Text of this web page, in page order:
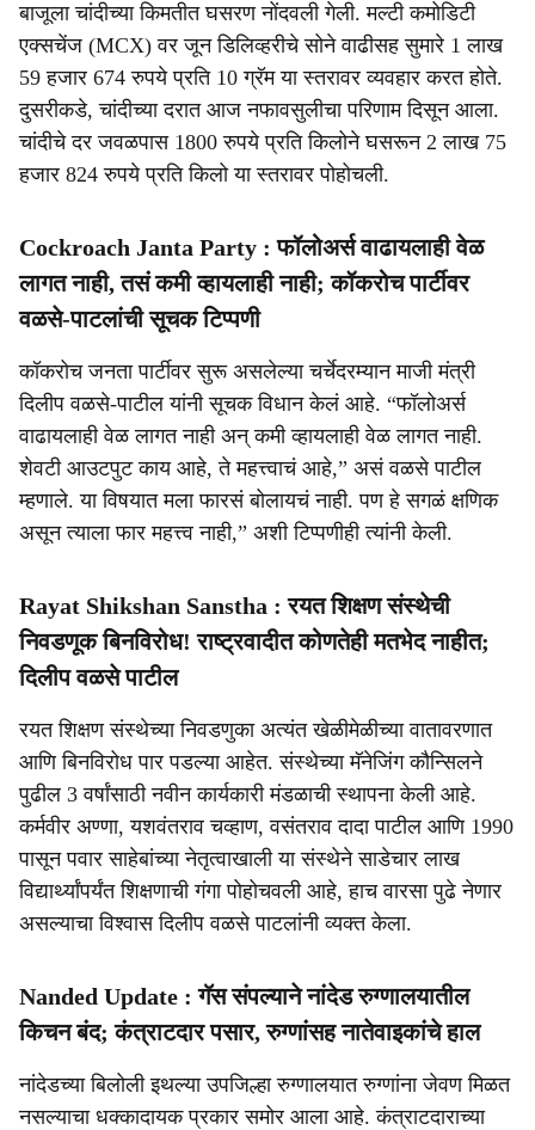
बाजूला चांदीच्या किमतीत घसरण नोंदवली गेली. मल्टी कमोडिटी
एक्सचेंज (MCX) वर जून डिलिव्हरीचे सोने वाढीसह सुमारे 1 लाख
59 हजार 674 रुपये प्रति 10 ग्रॅम या स्तरावर व्यवहार करत होते.
दुसरीकडे, चांदीच्या दरात आज नफावसुलीचा परिणाम दिसून आला.
चांदीचे दर जवळपास 1800 रुपये प्रति किलोने घसरून 2 लाख 75
हजार 824 रुपये प्रति किलो या स्तरावर पोहोचली.
Cockroach Janta Party : फॉलोअर्स वाढायलाही वेळ
लागत नाही, तसं कमी व्हायलाही नाही; कॉकरोच पार्टीवर
वळसे-पाटलांची सूचक टिप्पणी
कॉकरोच जनता पार्टीवर सुरू असलेल्या चर्चेदरम्यान माजी मंत्री
दिलीप वळसे-पाटील यांनी सूचक विधान केलं आहे. “फॉलोअर्स
वाढायलाही वेळ लागत नाही अन् कमी व्हायलाही वेळ लागत नाही.
शेवटी आउटपुट काय आहे, ते महत्त्वाचं आहे,” असं वळसे पाटील
म्हणाले. या विषयात मला फारसं बोलायचं नाही. पण हे सगळं क्षणिक
असून त्याला फार महत्त्व नाही,” अशी टिप्पणीही त्यांनी केली.
Rayat Shikshan Sanstha : रयत शिक्षण संस्थेची
निवडणूक बिनविरोध! राष्ट्रवादीत कोणतेही मतभेद नाहीत;
दिलीप वळसे पाटील
रयत शिक्षण संस्थेच्या निवडणुका अत्यंत खेळीमेळीच्या वातावरणात
आणि बिनविरोध पार पडल्या आहेत. संस्थेच्या मॅनेजिंग कौन्सिलने
पुढील 3 वर्षांसाठी नवीन कार्यकारी मंडळाची स्थापना केली आहे.
कर्मवीर अण्णा, यशवंतराव चव्हाण, वसंतराव दादा पाटील आणि 1990
पासून पवार साहेबांच्या नेतृत्वाखाली या संस्थेने साडेचार लाख
विद्यार्थ्यांपर्यंत शिक्षणाची गंगा पोहोचवली आहे, हाच वारसा पुढे नेणार
असल्याचा विश्वास दिलीप वळसे पाटलांनी व्यक्त केला.
Nanded Update : गॅस संपल्याने नांदेड रुग्णालयातील
किचन बंद; कंत्राटदार पसार, रुग्णांसह नातेवाइकांचे हाल
नांदेडच्या बिलोली इथल्या उपजिल्हा रुग्णालयात रुग्णांना जेवण मिळत
नसल्याचा धक्कादायक प्रकार समोर आला आहे. कंत्राटदाराच्या